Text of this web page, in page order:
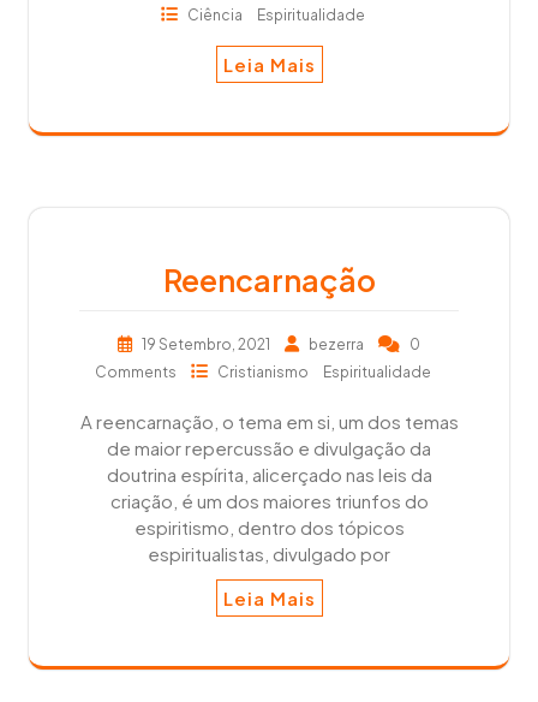
Ciência
Espiritualidade
Leia Mais
Reencarnação
19 Setembro, 2021 bezerra
0
Comments
Cristianismo Espiritualidade
A reencarnação, o tema em si, um dos temas
de maior repercussão e divulgação da
doutrina espírita, alicerçado nas leis da
criação, é um dos maiores triunfos do
espiritismo, dentro dos tópicos
espiritualistas, divulgado por
Leia Mais